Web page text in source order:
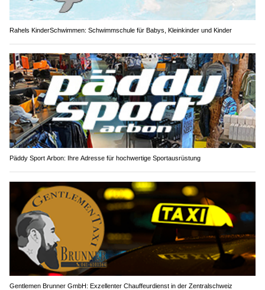
Rahels KinderSchwimmen: Schwimmschule für Babys, Kleinkinder und Kinder
Päddy Sport Arbon: Ihre Adresse für hochwertige Sportausrüstung
Gentlemen Brunner GmbH: Exzellenter Chauffeurdienst in der Zentralschweiz